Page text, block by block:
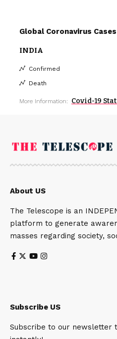
Global Coronavirus Cases
INDIA
Confirmed
Death
More Information: Covid-19
About US
The Telescope is an
platform to generate
masses regarding society,
Subscribe US
Subscribe to our newsletter